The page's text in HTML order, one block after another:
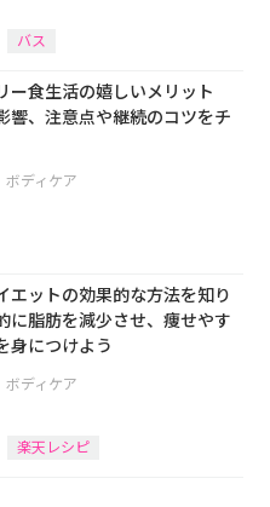
バス
ー食生活の嬉しいメリット
響、注意点や継続のコツをチ
ボディケア
エットの効果的な方法を知り
に脂肪を減少させ、痩せやす
身につけよう
ボディケア
楽天レシピ